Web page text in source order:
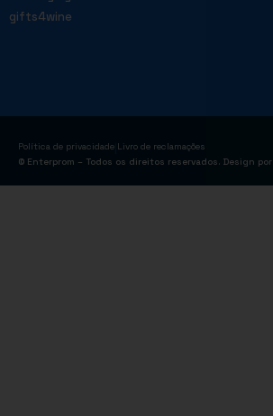
gifts4wine
Política de privacidade Livro de reclamações
© Enterprom – Todos os direitos reservados. Design por